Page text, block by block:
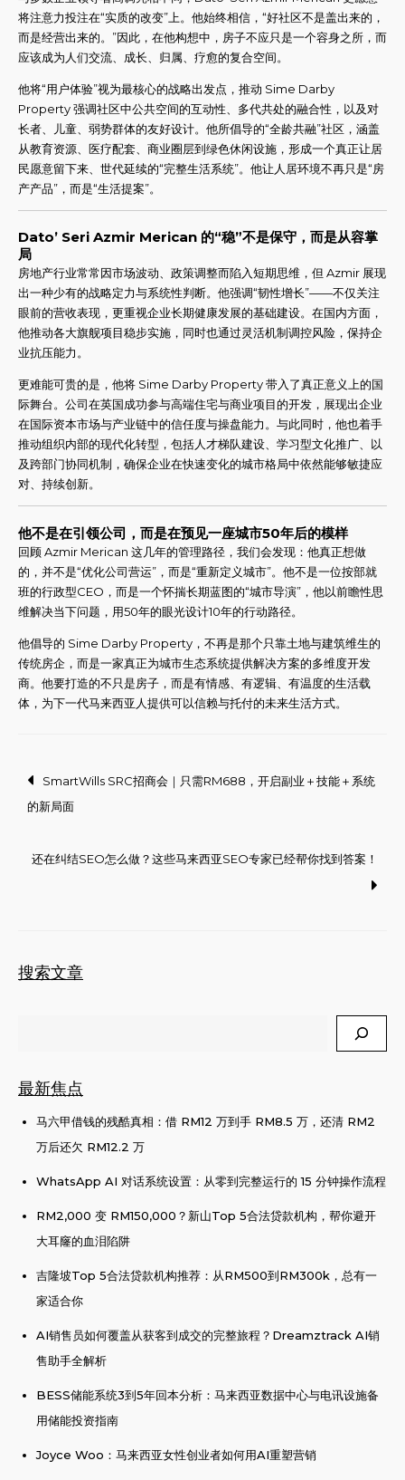
将注意力投注在“实质的改变”上。他始终相信，“好社区不是盖出来的，
而是经营出来的。”因此，在他构想中，房子不应只是一个容身之所，而
应该成为人们交流、成长、归属、疗愈的复合空间。
他将“用户体验”视为最核心的战略出发点，推动 Sime Darby
Property 强调社区中公共空间的互动性、多代共处的融合性，以及对
长者、儿童、弱势群体的友好设计。他所倡导的“全龄共融”社区，涵盖
从教育资源、医疗配套、商业圈层到绿色休闲设施，形成一个真正让居
民愿意留下来、世代延续的“完整生活系统”。他让人居环境不再只是“房
产产品”，而是“生活提案”。
Dato’ Seri Azmir Merican 的“稳”不是保守，而是从容掌
局
房地产行业常常因市场波动、政策调整而陷入短期思维，但 Azmir 展现
出一种少有的战略定力与系统性判断。他强调“韧性增长”——不仅关注
眼前的营收表现，更重视企业长期健康发展的基础建设。在国内方面，
他推动各大旗舰项目稳步实施，同时也通过灵活机制调控风险，保持企
业抗压能力。
更难能可贵的是，他将 Sime Darby Property 带入了真正意义上的国
际舞台。公司在英国成功参与高端住宅与商业项目的开发，展现出企业
在国际资本市场与产业链中的信任度与操盘能力。与此同时，他也着手
推动组织内部的现代化转型，包括人才梯队建设、学习型文化推广、以
及跨部门协同机制，确保企业在快速变化的城市格局中依然能够敏捷应
对、持续创新。
他不是在引领公司，而是在预见一座城市50年后的模样
回顾 Azmir Merican 这几年的管理路径，我们会发现：他真正想做
的，并不是“优化公司营运”，而是“重新定义城市”。他不是一位按部就
班的行政型CEO，而是一个怀揣长期蓝图的“城市导演”，他以前瞻性思
维解决当下问题，用50年的眼光设计10年的行动路径。
他倡导的 Sime Darby Property，不再是那个只靠土地与建筑维生的
传统房企，而是一家真正为城市生态系统提供解决方案的多维度开发
商。他要打造的不只是房子，而是有情感、有逻辑、有温度的生活载
体，为下一代马来西亚人提供可以信赖与托付的未来生活方式。
Post
navigation
SmartWills SRC招商会｜只需RM688，开启副业＋技能＋系统
的新局面
还在纠结SEO怎么做？这些马来西亚SEO专家已经帮你找到答案！
搜索文章
最新焦点
马六甲借钱的残酷真相：借 RM12 万到手 RM8.5 万，还清 RM2
万后还欠 RM12.2 万
WhatsApp AI 对话系统设置：从零到完整运行的 15 分钟操作流程
RM2,000 变 RM150,000？新山Top 5合法贷款机构，帮你避开
大耳窿的血泪陷阱
吉隆坡Top 5合法贷款机构推荐：从RM500到RM300k，总有一
家适合你
AI销售员如何覆盖从获客到成交的完整旅程？Dreamztrack AI销
售助手全解析
BESS储能系统3到5年回本分析：马来西亚数据中心与电讯设施备
用储能投资指南
Joyce Woo：马来西亚女性创业者如何用AI重塑营销